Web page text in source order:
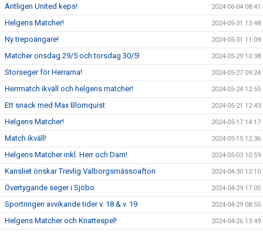
Äntligen United keps! 2024-06-04 08:41
Helgens Matcher! 2024-05-31 13:48
Ny trepoängare! 2024-05-31 11:09
Matcher onsdag 29/5 och torsdag 30/5! 2024-05-29 10:38
Storseger för Herrarna! 2024-05-27 09:24
Herrmatch ikväll och helgens matcher! 2024-05-24 12:55
Ett snack med Max Blomquist 2024-05-21 12:43
Helgens Matcher! 2024-05-17 14:17
Match ikväll! 2024-05-15 12:36
Helgens Matcher inkl. Herr och Dam! 2024-05-03 10:59
Kansliet önskar Trevlig Valborgsmässoafton 2024-04-30 12:10
Övertygande seger i Sjöbo 2024-04-29 17:05
Sportringen avvikande tider v. 18 & v. 19 2024-04-29 08:55
Helgens Matcher och Knattespel! 2024-04-26 13:49